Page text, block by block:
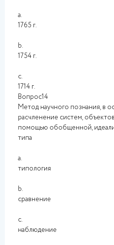
a.
1765 г.
b.
1754 г.
c.
1714 г.
Вопрос14
Метод научного познания, в
расчленение систем,
помощью обобщенной,
типа
a.
типология
b.
сравнение
c.
наблюдение